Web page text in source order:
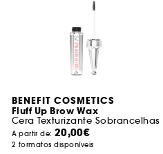
BENEFIT COSMETICS
Fluff Up Brow Wax
Cera Texturizante Sobrancelhas
A partir de: 20,00€
2 formatos disponíveis